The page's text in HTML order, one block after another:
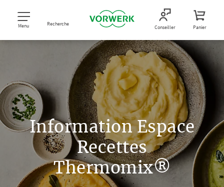
Menu Recherche Conseiller Panier
Information Espace
Recettes
Thermomix®